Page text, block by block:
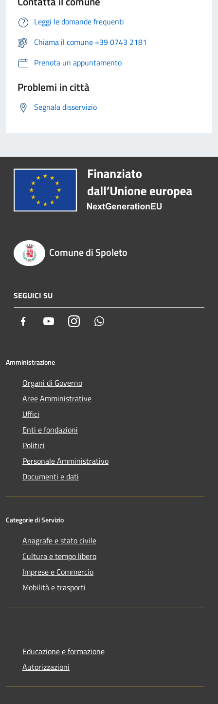
Leggi le domande frequenti
Chiama il comune +39 0743 2181
Prenota un appuntamento
Problemi in città
Segnala disservizio
Comune di Spoleto
SEGUICI SU
Facebook YoutubeInstagram
Amministrazione
Organi di Governo
Aree Amministrative
Uffici
Enti e fondazioni
Politici
Personale Amministrativo
Documenti e dati
Categorie di Servizio
Anagrafe e stato civile
Cultura e tempo libero
Imprese e Commercio
Mobilità e trasporti
Educazione e formazione
Autorizzazioni